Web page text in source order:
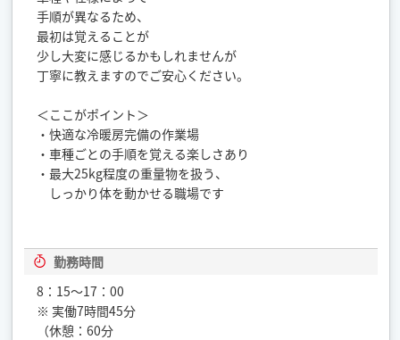
手順が異なるため、
最初は覚えることが
少し大変に感じるかもしれませんが
丁寧に教えますのでご安心ください。
＜ここがポイント＞
・快適な冷暖房完備の作業場
・車種ごとの手順を覚える楽しさあり
・最大25kg程度の重量物を扱う、
しっかり体を動かせる職場です
勤務時間
8：15～17：00
※ 実働7時間45分
（休憩：60分